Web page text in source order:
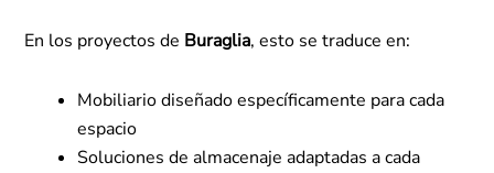
En los proyectos de Buraglia, esto se traduce en:
Mobiliario diseñado específicamente para cada
espacio
Soluciones de almacenaje adaptadas a cada